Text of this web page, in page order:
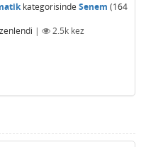
kategorisinde Senem (164
| 2.5k kez